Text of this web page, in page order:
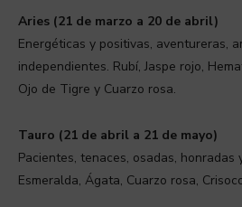
Aries (21 de marzo a 20 de abril)
Energéticas y positivas, aventureras,
independientes. Rubí, Jaspe rojo,
Ojo de Tigre y Cuarzo rosa.
Tauro (21 de abril a 21 de mayo)
Pacientes, tenaces, osadas, honradas
Esmeralda, Ágata, Cuarzo rosa,